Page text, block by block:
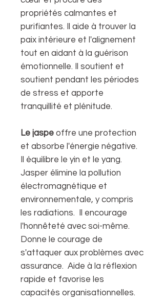
propriétés calmantes et
purifiantes. Il aide à trouver la
paix intérieure et l'alignement
tout en aidant à la guérison
émotionnelle. Il soutient et
soutient pendant les périodes
de stress et apporte
tranquillité et plénitude.
Le jaspe offre une protection
et absorbe l'énergie négative.
Il équilibre le yin et le yang.
Jasper élimine la pollution
électromagnétique et
environnementale, y compris
les radiations. Il encourage
l'honnêteté avec soi-même.
Donne le courage de
s'attaquer aux problèmes avec
assurance. Aide à la réflexion
rapide et favorise les
capacités organisationnelles.